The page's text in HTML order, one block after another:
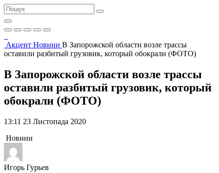
Акцент Новини В Запорожской области возле трассы
оставили разбитый грузовик, который обокрали (ФОТО)
В Запорожской области возле трассы
оставили разбитый грузовик, который
обокрали (ФОТО)
13:11 23 Листопада 2020
Новини
Игорь Гурьев